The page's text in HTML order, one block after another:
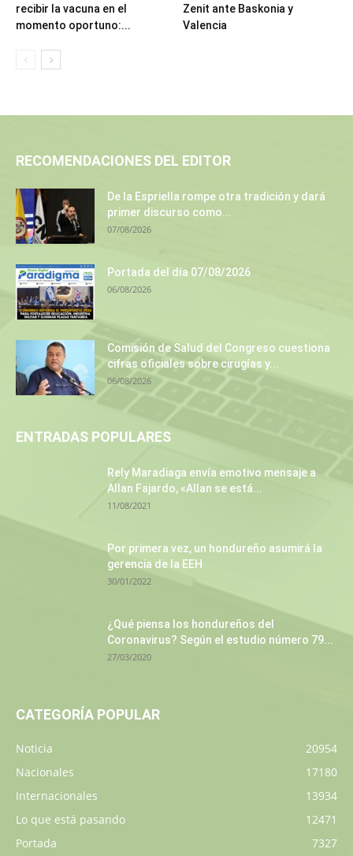
recibir la vacuna en el
momento oportuno:...
Zenit ante Baskonia y
Valencia
RECOMENDACIONES DEL EDITOR
De la Espriella rompe otra tradición y dará
primer discurso como...
07/08/2026
Portada del día 07/08/2026
06/08/2026
Comisión de Salud del Congreso cuestiona
cifras oficiales sobre cirugías y...
06/08/2026
ENTRADAS POPULARES
Rely Maradiaga envía emotivo mensaje a
Allan Fajardo, «Allan se está...
11/08/2021
Por primera vez, un hondureño asumirá la
gerencia de la EEH
30/01/2022
¿Qué piensa los hondureños del
Coronavirus? Según el estudio número 79...
27/03/2020
CATEGORÍA POPULAR
Noticia
20954
Nacionales
17180
Internacionales
13934
Lo que está pasando
12471
Portada
7327